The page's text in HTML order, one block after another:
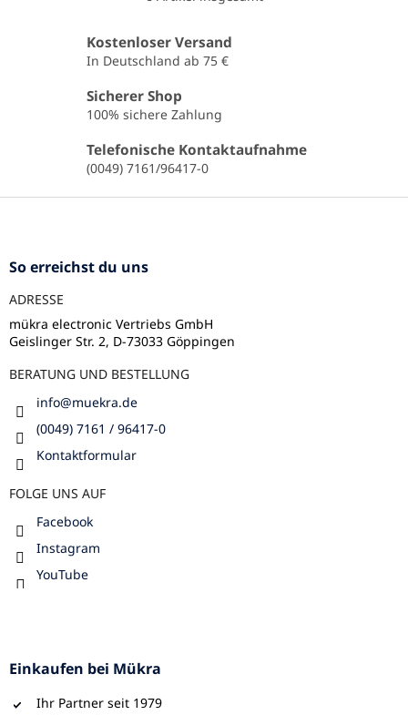
e
u
e
e
l
e
m
e
n
i
s
t
Kostenloser Versand
In Deutschland ab 75 €
Sicherer Shop
100% sichere Zahlung
Telefonische Kontaktaufnahme
(0049) 7161/96417-0
F
So erreichst du uns
ADRESSE
mükra electronic Vertriebs GmbH
Geislinger Str. 2, D-73033 Göppingen
BERATUNG UND BESTELLUNG
info@muekra.de
(0049) 7161 / 96417-0
Kontaktformular
FOLGE UNS AUF
Facebook
Instagram
YouTube
Einkaufen bei Mükra
Ihr Partner seit 1979